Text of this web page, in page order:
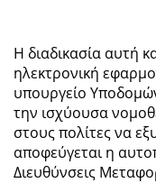
Η διαδικασία αυτή
ηλεκτρονική
υπουργείο
την ισχύουσα
στους πολίτες να
αποφεύγεται η
Διευθύνσεις